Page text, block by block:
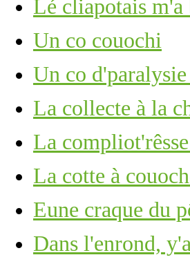
Lé cliapotais m'a
Un co couochi
Un co
La collecte à la
La
La cotte à
Eune craque du
Dans l'enrond,